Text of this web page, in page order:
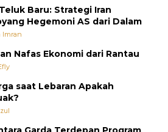
Baru: Strategi Iran
Hegemoni AS dari Dalam
Imran
Nafas Ekonomi dari Rantau
saat Lebaran Apakah